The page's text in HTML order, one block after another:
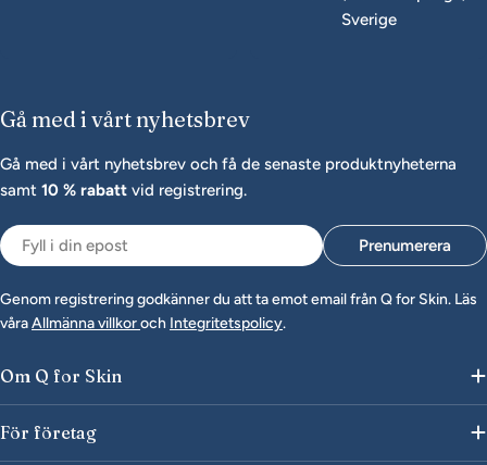
Sverige
Gå med i vårt nyhetsbrev
Gå med i vårt nyhetsbrev och få de senaste produktnyheterna
samt 10 % rabatt vid registrering.
Epost Prenumerera
Genom registrering godkänner du att ta emot email från Q for Skin. Läs
våraAllmänna villkoroch Integritetspolicy.
Om Q for Skin
För företag